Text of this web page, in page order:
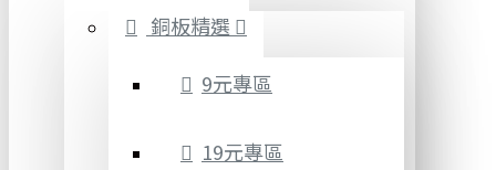
銅板精選
9元專區
19元專區